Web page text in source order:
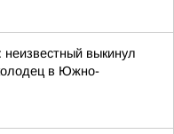
неизвестный выкинул
в Южно-